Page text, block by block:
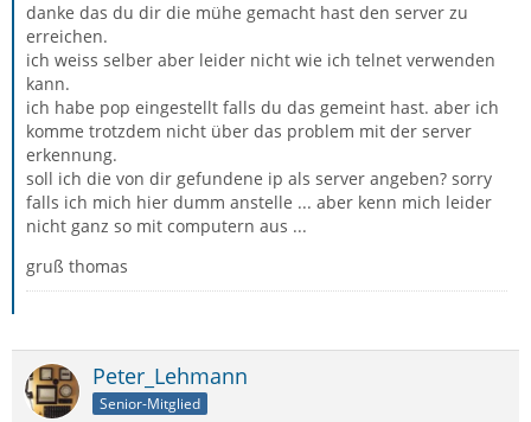
danke das du dir die mühe gemacht hast den server zu
erreichen.
ich weiss selber aber leider nicht wie ich telnet verwenden
kann.
ich habe pop eingestellt falls du das gemeint hast. aber ich
komme trotzdem nicht über das problem mit der server
erkennung.
soll ich die von dir gefundene ip als server angeben? sorry
falls ich mich hier dumm anstelle ... aber kenn mich leider
nicht ganz so mit computern aus ...
gruß thomas
Peter_Lehmann
Senior-Mitglied